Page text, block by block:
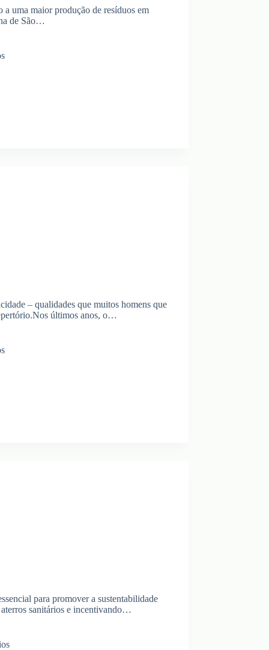
uma maior produção de resíduos em
de São…
– qualidades que muitos homens que
últimos anos, o…
para promover a sustentabilidade
aterros sanitários e incentivando…